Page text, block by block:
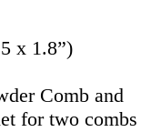
x 1.8”)
Comb and
for two combs